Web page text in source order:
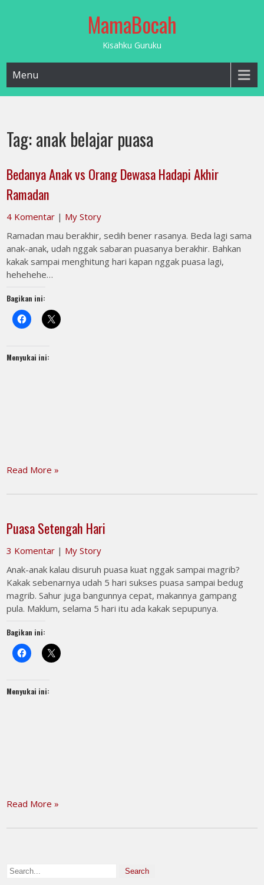
MamaBocah
Kisahku Guruku
Menu
Tag:anak belajar puasa
Bedanya Anak vs Orang Dewasa Hadapi Akhir
Ramadan
4 Komentar | My Story
Ramadan mau berakhir, sedih bener rasanya. Beda lagi sama
anak-anak, udah nggak sabaran puasanya berakhir. Bahkan
kakak sampai menghitung hari kapan nggak puasa lagi,
hehehehe…
Bagikan ini:
Menyukai ini:
Read More »
Puasa Setengah Hari
3 Komentar | My Story
Anak-anak kalau disuruh puasa kuat nggak sampai magrib?
Kakak sebenarnya udah 5 hari sukses puasa sampai bedug
magrib. Sahur juga bangunnya cepat, makannya gampang
pula. Maklum, selama 5 hari itu ada kakak sepupunya.
Bagikan ini:
Menyukai ini:
Read More »